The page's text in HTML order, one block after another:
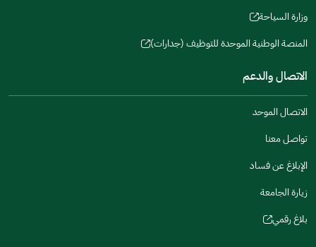
window)
new
window)
new
وزارة السياحة
(opens
new
window)
المنصة الوطنية الموحدة للتوظيف (جدارات)
window)
الاتصال والدعم
الاتصال الموحد
تواصل معنا
الإبلاغ عن فساد
زيارة الجامعة
بلاغ رقمي
(opens